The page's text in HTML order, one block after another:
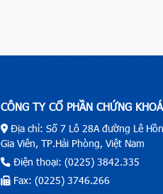
CÔNG TY CỔ PHẦN CHỨNG
Địa chỉ: Số 7 Lô 28A đường Lê
Gia Viên, TP.Hải Phòng, Việt Nam
Điện thoại: (0225) 3842.335
Fax: (0225) 3746.266